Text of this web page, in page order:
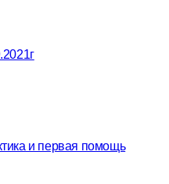
и первая помощь